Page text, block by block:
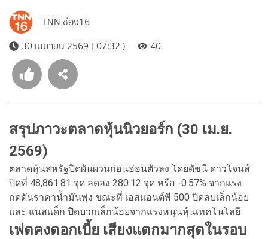
TNN ช่อง16
30 เมษายน 2569 ( 07:32 )
40
สรุปภาวะตลาดหุ้นนิวยอร์ก (30 เม.ย.
2569)
ตลาดหุ้นสหรัฐปิดผันผวนก่อนอ่อนตัวลง โดยดัชนี ดาวโจนส์
ปิดที่ 48,861.81 จุด ลดลง 280.12 จุด หรือ -0.57% จากแรง
กดดันราคาน้ำมันพุ่ง ขณะที่ เอสแอนด์พี 500 ปิดลบเล็กน้อย
และ แนสแด็ก ปิดบวกเล็กน้อยจากแรงหนุนหุ้นเทคโนโลยี
เฟดคงดอกเบี้ย เสียงแตกมากสุดในรอบ